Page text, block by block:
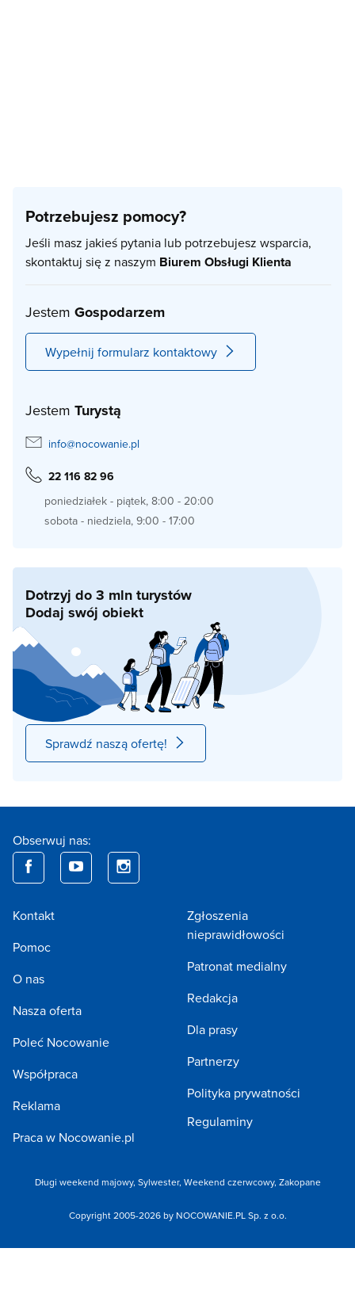
Potrzebujesz pomocy?
Jeśli masz jakieś pytania lub potrzebujesz wsparcia,
skontaktuj się z naszym Biurem Obsługi Klienta
Jestem Gospodarzem
Wypełnij formularz kontaktowy
Jestem Turystą
info@nocowanie.pl
22 116 82 96
poniedziałek - piątek, 8:00 - 20:00
sobota - niedziela, 9:00 - 17:00
Dotrzyj do 3 mln turystów
Dodaj swój obiekt
Sprawdź naszą ofertę!
Obserwuj nas:
Kontakt
Pomoc
O nas
Nasza oferta
Poleć Nocowanie
Współpraca
Reklama
Praca w Nocowanie.pl
Zgłoszenia
nieprawidłowości
Patronat medialny
Redakcja
Dla prasy
Partnerzy
Polityka prywatności
Regulaminy
Długi weekend majowy, Sylwester, Weekend czerwcowy, Zakopane
Copyright 2005-2026 by NOCOWANIE.PL Sp. z o.o.